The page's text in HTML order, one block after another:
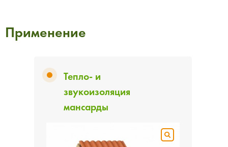
Применение
Тепло- и
звукоизоляция
мансарды